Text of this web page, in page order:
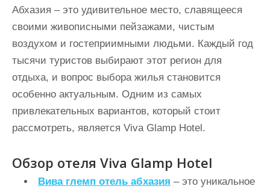
Абхазия – это удивительное место, славящееся
своими живописными пейзажами, чистым
воздухом и гостеприимными людьми. Каждый год
тысячи туристов выбирают этот регион для
отдыха, и вопрос выбора жилья становится
особенно актуальным. Одним из самых
привлекательных вариантов, который стоит
рассмотреть, является Viva Glamp Hotel.
Обзор отеля Viva Glamp Hotel
Вива глемп отель абхазия – это уникальное